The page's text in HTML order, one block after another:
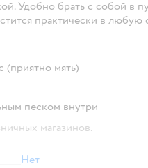
Удобно брать с собой в
практически в любую
(приятно мять)
песком внутри
магазинов.
Нет